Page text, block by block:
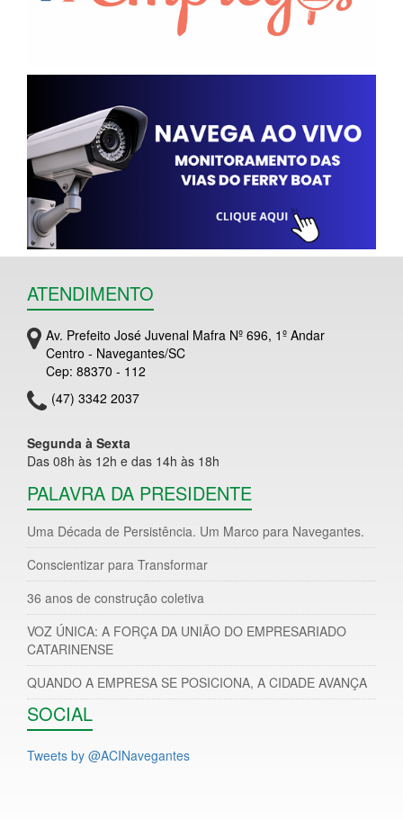
ATENDIMENTO
Av. Prefeito José Juvenal Mafra Nº 696, 1º Andar
Centro - Navegantes/SC
Cep: 88370 - 112
(47) 3342 2037
Segunda à Sexta
Das 08h às 12h e das 14h às 18h
PALAVRA DA PRESIDENTE
Uma Década de Persistência. Um Marco para Navegantes.
Conscientizar para Transformar
36 anos de construção coletiva
VOZ ÚNICA: A FORÇA DA UNIÃO DO EMPRESARIADO
CATARINENSE
QUANDO A EMPRESA SE POSICIONA, A CIDADE AVANÇA
SOCIAL
Tweets by @ACINavegantes